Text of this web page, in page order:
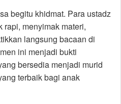
begitu khidmat. Para ustadz
rapi, menyimak materi,
langsung bacaan di
ini menjadi bukti
bersedia menjadi murid
terbaik bagi anak